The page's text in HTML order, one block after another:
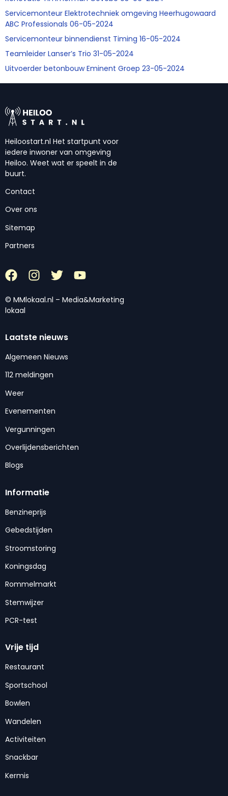
Servicemonteur Elektrotechniek omgeving Heerhugowaard
ABC Professionals 06-05-2024
Servicemonteur binnendienst Timing 16-05-2024
Teamleider Lanser’s Trio 31-05-2024
Uitvoerder betonbouw Eminent Groep 23-05-2024
Heiloostart.nl Het startpunt voor
iedere inwoner van omgeving
Heiloo. Weet wat er speelt in de
buurt.
Contact
Over ons
Sitemap
Partners
© MMlokaal.nl – Media&Marketing
lokaal
Laatste nieuws
Algemeen Nieuws
112 meldingen
Weer
Evenementen
Vergunningen
Overlijdensberichten
Blogs
Informatie
Benzineprijs
Gebedstijden
Stroomstoring
Koningsdag
Rommelmarkt
Stemwijzer
PCR-test
Vrije tijd
Restaurant
Sportschool
Bowlen
Wandelen
Activiteiten
Snackbar
Kermis